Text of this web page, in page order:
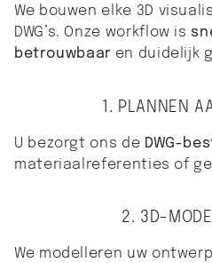
We bouwen elke 3D
DWG’s. Onze workflow is
betrouwbaar en duidelijk
1. PLANNEN
U bezorgt ons de DWG-
materiaalreferenties of
2. 3D-
We modelleren uw